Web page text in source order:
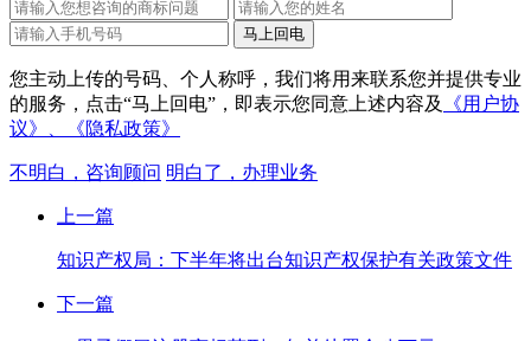
您主动上传的号码、个人称呼，我们将用来联系您并提供专业
的服务，点击“马上回电”，即表示您同意上述内容及
《用户协
议》、
《隐私政策》
不明白，咨询顾问 明白了，办理业务
上一篇
知识产权局：下半年将出台知识产权保护有关政策文件
下一篇